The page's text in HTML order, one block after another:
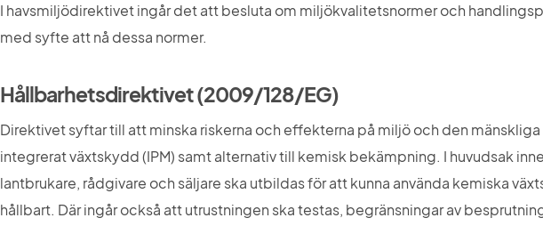
I havsmiljödirektivet ingår det att besluta om miljökvalitetsnormer och
med syfte att nå dessa normer.
Hållbarhetsdirektivet (2009/128/EG)
Direktivet syftar till att minska riskerna och effekterna på miljö och den
integrerat växtskydd (IPM) samt alternativ till kemisk bekämpning. I huvudsak
lantbrukare, rådgivare och säljare ska utbildas för att kunna använda kemiska
hållbart. Där ingår också att utrustningen ska testas, begränsningar av